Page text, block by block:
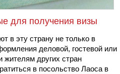
для получения визы
в эту страну не только в
деловой, гостевой или
жителям других стран
в посольство Лаоса в